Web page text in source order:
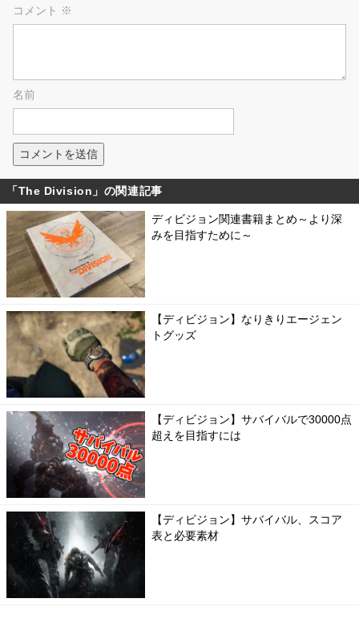
コメント ※
名前
「The Division」の関連記事
ディビジョン関連書籍まとめ～より深
みを目指すために～
【ディビジョン】なりきりエージェン
トグッズ
【ディビジョン】サバイバルで30000点
超えを目指すには
【ディビジョン】サバイバル、スコア
表と必要素材